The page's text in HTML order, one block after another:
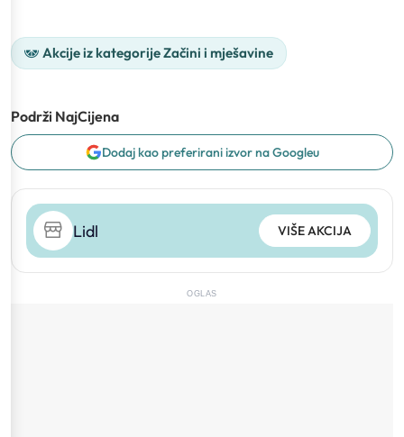
Akcije iz kategorije Začini i mješavine
Podrži NajCijena
Dodaj kao preferirani izvor na Googleu
Lidl VIŠE AKCIJA
OGLAS